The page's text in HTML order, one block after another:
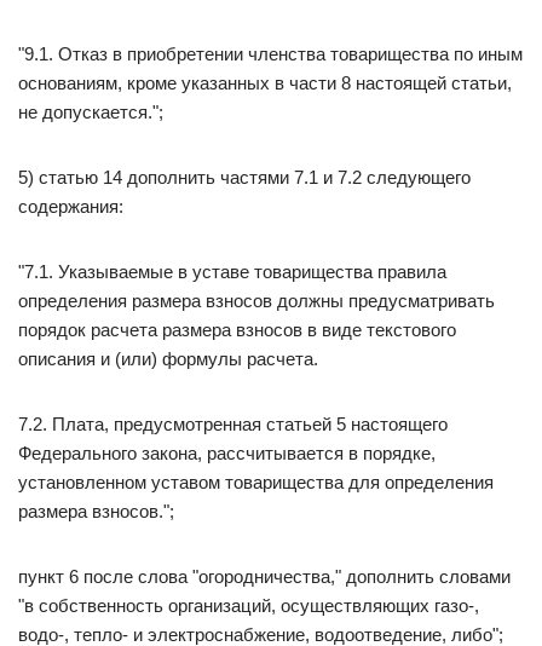
"9.1. Отказ в приобретении членства товарищества по иным
основаниям, кроме указанных в части 8 настоящей статьи,
не допускается.";
5) статью 14 дополнить частями 7.1 и 7.2 следующего
содержания:
"7.1. Указываемые в уставе товарищества правила
определения размера взносов должны предусматривать
порядок расчета размера взносов в виде текстового
описания и (или) формулы расчета.
7.2. Плата, предусмотренная статьей 5 настоящего
Федерального закона, рассчитывается в порядке,
установленном уставом товарищества для определения
размера взносов.";
пункт 6 после слова "огородничества," дополнить словами
"в собственность организаций, осуществляющих газо-,
водо-, тепло- и электроснабжение, водоотведение, либо";